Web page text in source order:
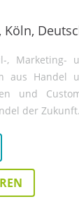
Köln,
, Marketing-
aus Handel
und
der Zukunft.